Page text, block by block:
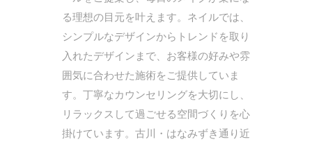
る理想の目元を叶えます。ネイルでは、
シンプルなデザインからトレンドを取り
入れたデザインまで、お客様の好みや雰
囲気に合わせた施術をご提供していま
す。丁寧なカウンセリングを大切にし、
リラックスして過ごせる空間づくりを心
掛けています。古川・はなみずき通り近